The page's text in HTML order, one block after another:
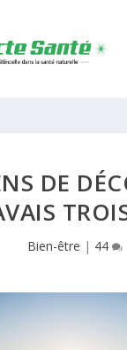
DE
Bien-être | 44